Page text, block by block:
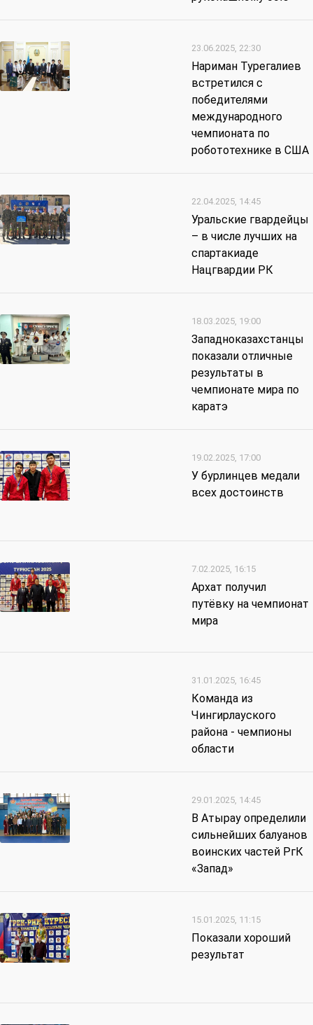
23.06.2025, 22:30
Нариман Турегалиев
встретился с
победителями
международного
чемпионата по
робототехнике в США
22.04.2025, 14:45
Уральские гвардейцы
– в числе лучших на
спартакиаде
Нацгвардии РК
18.03.2025, 19:00
Западноказахстанцы
показали отличные
результаты в
чемпионате мира по
каратэ
19.02.2025, 17:00
У бурлинцев медали
всех достоинств
7.02.2025, 16:15
Архат получил
путёвку на чемпионат
мира
31.01.2025, 16:45
Команда из
Чингирлауского
района - чемпионы
области
29.01.2025, 14:45
В Атырау определили
сильнейших балуанов
воинских частей РгК
«Запад»
15.01.2025, 11:15
Показали хороший
результат